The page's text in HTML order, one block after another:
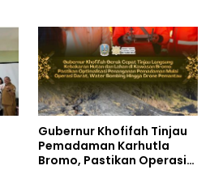
Gubernur Khofifah Tinjau
Pemadaman Karhutla
Bromo, Pastikan Operasi